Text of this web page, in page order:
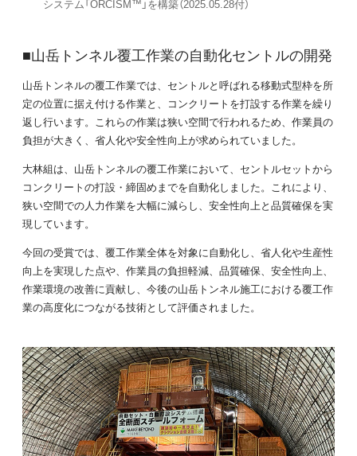
システム「ORCISM™」を構築（2025.05.28付）
■山岳トンネル覆工作業の自動化セントルの開発
山岳トンネルの覆工作業では、セントルと呼ばれる移動式型枠を所
定の位置に据え付ける作業と、コンクリートを打設する作業を繰り
返し行います。これらの作業は狭い空間で行われるため、作業員の
負担が大きく、省人化や安全性向上が求められていました。
大林組は、山岳トンネルの覆工作業において、セントルセットから
コンクリートの打設・締固めまでを自動化しました。これにより、
狭い空間での人力作業を大幅に減らし、安全性向上と品質確保を実
現しています。
今回の受賞では、覆工作業全体を対象に自動化し、省人化や生産性
向上を実現した点や、作業員の負担軽減、品質確保、安全性向上、
作業環境の改善に貢献し、今後の山岳トンネル施工における覆工作
業の高度化につながる技術として評価されました。